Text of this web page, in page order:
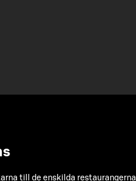
till de enskilda restaurangerna